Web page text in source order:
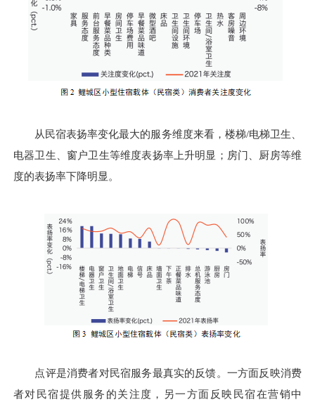
从民宿表扬率变化最大的服务维度来看，楼梯/电梯卫生、
电器卫生、窗户卫生等维度表扬率上升明显；房门、厨房等维
度的表扬率下降明显。
点评是消费者对民宿服务最真实的反馈。一方面反映消费
者对民宿提供服务的关注度，另一方面反映民宿在营销中